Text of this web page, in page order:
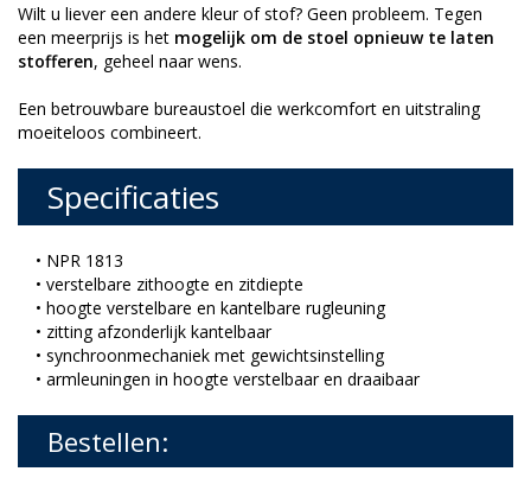
Wilt u liever een andere kleur of stof? Geen probleem. Tegen
een meerprijs is het mogelijk om de stoel opnieuw te laten
stofferen, geheel naar wens.
Een betrouwbare bureaustoel die werkcomfort en uitstraling
moeiteloos combineert.
Specificaties
• NPR 1813
• verstelbare zithoogte en zitdiepte
• hoogte verstelbare en kantelbare rugleuning
• zitting afzonderlijk kantelbaar
• synchroonmechaniek met gewichtsinstelling
• armleuningen in hoogte verstelbaar en draaibaar
Bestellen: